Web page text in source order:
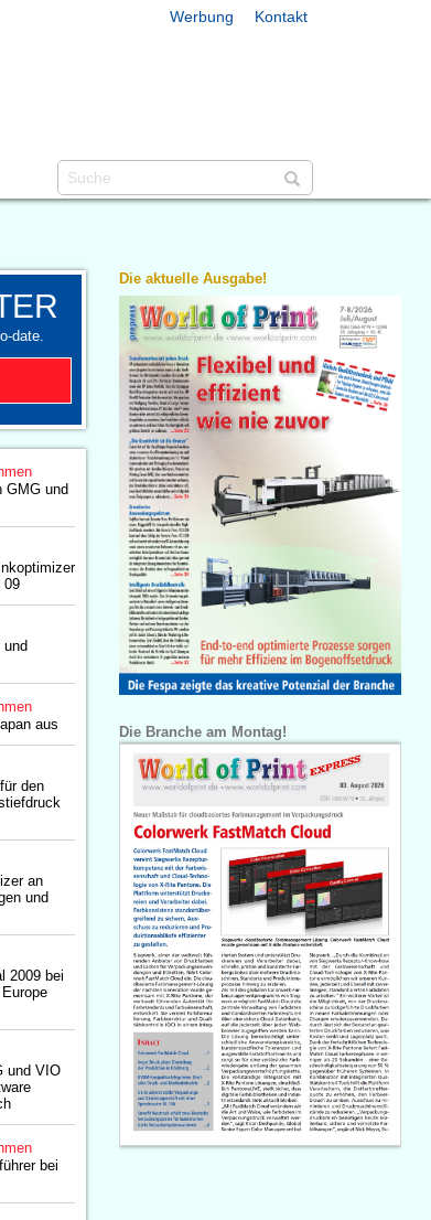
Werbung Kontakt
date.
GMG und
09
aus
den
an
und
2009 bei
und VIO
bei
Die aktuelle Ausgabe!
Die Branche am Montag!